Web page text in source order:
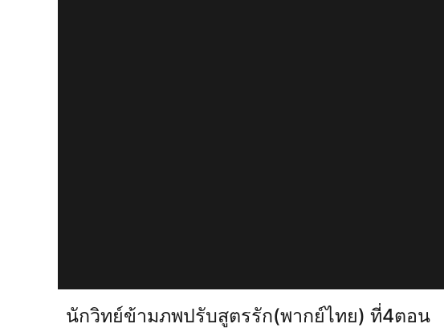
นักวิทย์ข้ามภพปรับสูตรรัก(พากย์ไทย) ที่4ตอน